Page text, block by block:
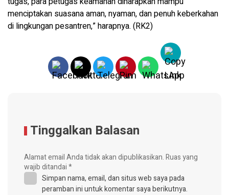
menciptakan suasana aman, nyaman, dan penuh keberkahan
di lingkungan pesantren,” harapnya. (RK2)
Tinggalkan Balasan
Alamat email Anda tidak akan dipublikasikan.Ruas yang
wajib ditandai*
Simpan nama, email, dan situs web saya pada
peramban ini untuk komentar saya berikutnya.